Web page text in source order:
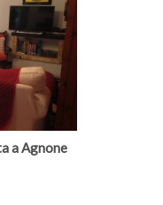
a Agnone